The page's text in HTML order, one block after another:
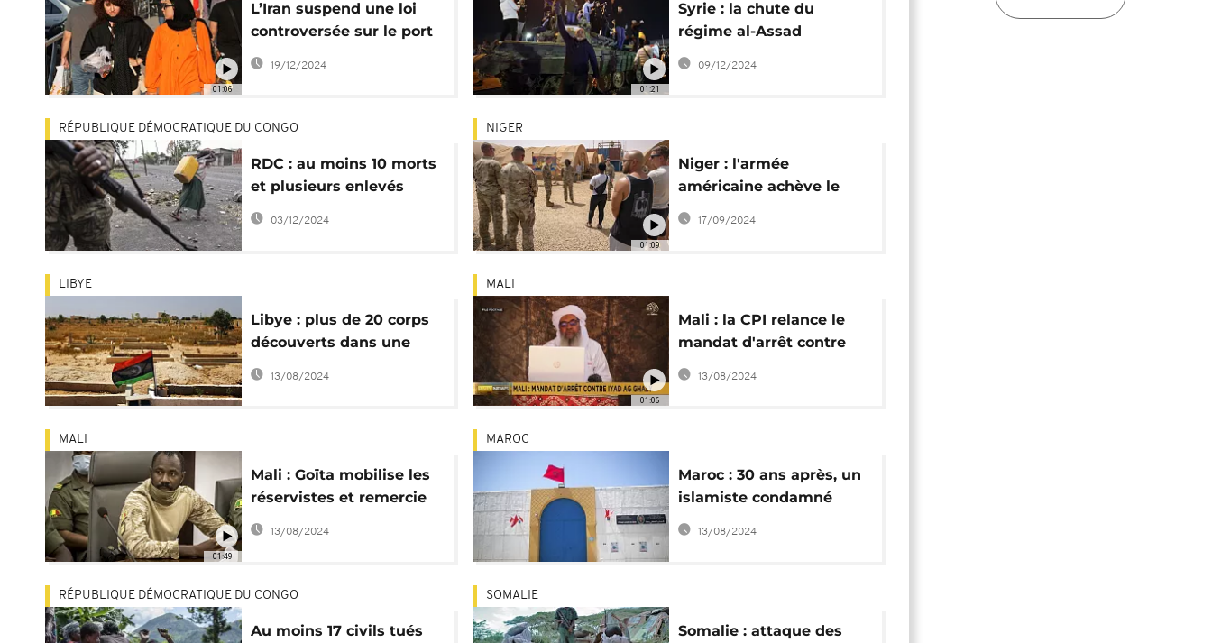
01:06
L’Iran suspend une loi
controversée sur le port
obligatoire du voile
19/12/2024
01:21
Syrie : la chute du
régime al-Assad
célébrée dans les rues
de Damas
09/12/2024
RÉPUBLIQUE DÉMOCRATIQUE DU CONGO
RDC : au moins 10 morts
et plusieurs enlevés
dans une attaque des
03/12/2024
01:09
NIGER
Niger : l'armée
américaine achève le
retrait de ses soldats
17/09/2024
LIBYE
Libye : plus de 20 corps
découverts dans une
fosse commune à Syrte
13/08/2024
01:06
MALI
Mali : la CPI relance le
mandat d'arrêt contre
l'islamiste Iyad Ag
Ghaly
13/08/2024
01:49
MALI
Mali : Goïta mobilise les
réservistes et remercie
la Russie
13/08/2024
MAROC
Maroc : 30 ans après, un
islamiste condamné
pour la mort d'un
13/08/2024
RÉPUBLIQUE DÉMOCRATIQUE DU CONGO
Au moins 17 civils tués
SOMALIE
Somalie : attaque des